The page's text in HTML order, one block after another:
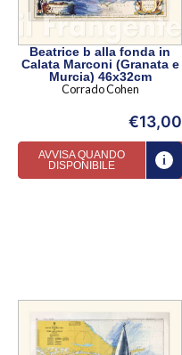
Beatrice b alla fonda in
Calata Marconi (Granata e
Murcia) 46x32cm
Corrado Cohen
€13,00
AVVISA QUANDO
DISPONIBILE